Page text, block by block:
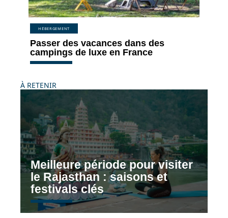
HÉBERGEMENT
Passer des vacances dans des
campings de luxe en France
À RETENIR
Meilleure période pour visiter
le Rajasthan : saisons et
festivals clés